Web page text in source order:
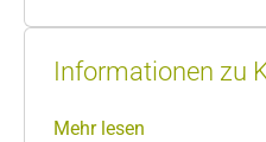
Informationen zu
Mehr lesen